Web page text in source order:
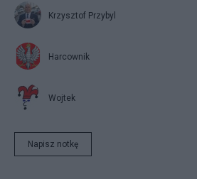
Krzysztof Przybyl
Harcownik
Wojtek
Napisz notkę